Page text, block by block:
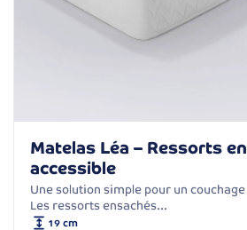
Matelas Léa – Ressorts
accessible
Une solution simple pour un
Les ressorts ensachés…
19 cm